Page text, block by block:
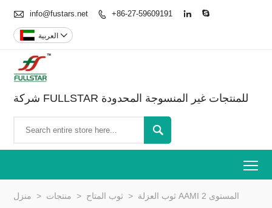
 info@fustars.net  +86-27-59609191  
العربية 
شركة FULLSTAR للمنتجات غير المنسوجة المحدودة

منزل > منتجات > ثوب المتاح > ثوب العزلة AAMI المستوى 2